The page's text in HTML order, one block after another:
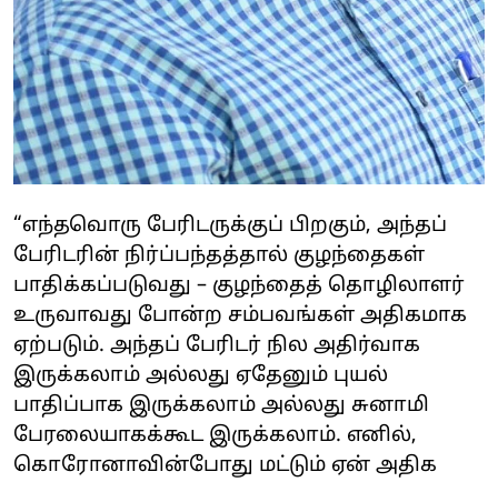
“எந்தவொரு பேரிடருக்குப் பிறகும், அந்தப்
பேரிடரின் நிர்ப்பந்தத்தால் குழந்தைகள்
பாதிக்கப்படுவது – குழந்தைத் தொழிலாளர்
உருவாவது போன்ற சம்பவங்கள் அதிகமாக
ஏற்படும். அந்தப் பேரிடர் நில அதிர்வாக
இருக்கலாம் அல்லது ஏதேனும் புயல்
பாதிப்பாக இருக்கலாம் அல்லது சுனாமி
பேரலையாகக்கூட இருக்கலாம். எனில்,
கொரோனாவின்போது மட்டும் ஏன் அதிக